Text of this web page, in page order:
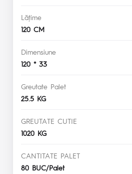
Lăţime
120 CM
Dimensiune
120 * 33
Greutate Palet
25.5 KG
GREUTATE CUTIE
1020 KG
CANTITATE PALET
80 BUC/Palet